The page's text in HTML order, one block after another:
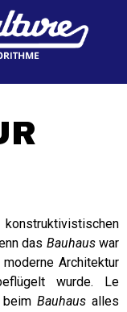
das Bauhauswar
Architektur
wurde. Le
Bauhausalles